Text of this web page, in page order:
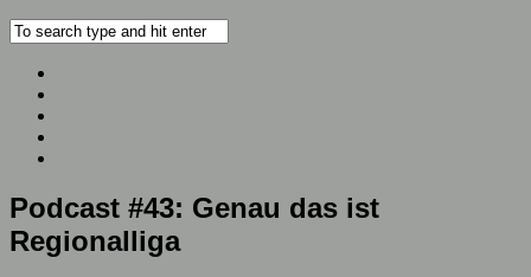
Podcast #43: Genau das ist
Regionalliga